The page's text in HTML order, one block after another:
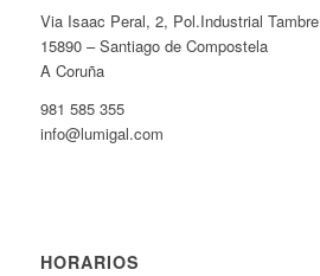
Via Isaac Peral, 2, Pol.Industrial Tambre
15890 – Santiago de Compostela
A Coruña
981 585 355
info@lumigal.com
HORARIOS